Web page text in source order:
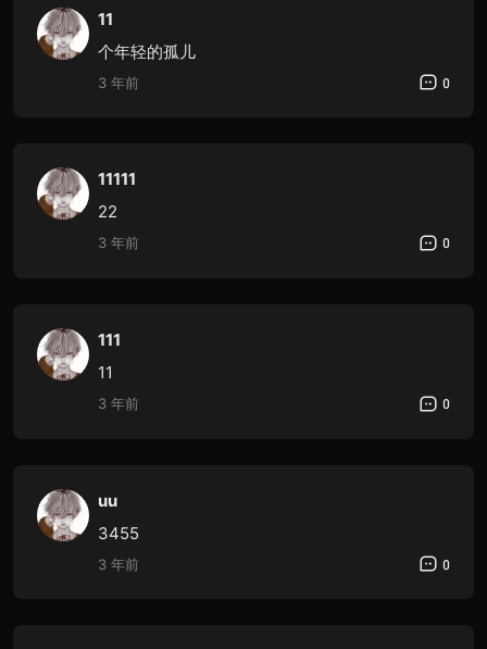
11
个年轻的孤儿
3 年前 0
11111
22
3 年前 0
111
11
3 年前 0
uu
3455
3 年前 0